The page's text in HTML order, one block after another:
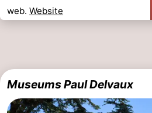
web. Website
Museums Paul Delvaux